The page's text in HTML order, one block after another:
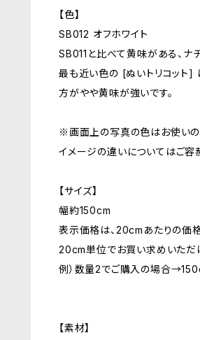
【色】
SB012 オフホワイト
SB011と比べて黄味がある、ナ
最も近い色の [ぬいトリコット]
方がやや黄味が強いです。
※画面上の写真の色はお使いの
イメージの違いについてはご容
【サイズ】
幅約150cm
表示価格は、20cmあたりの価格
20cm単位でお買い求めいただ
例）数量2でご購入の場合
【素材】